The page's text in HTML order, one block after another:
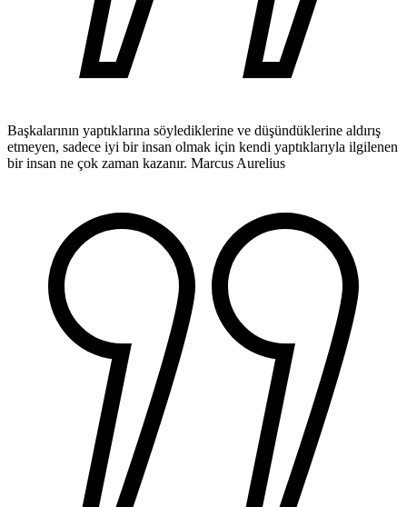
Başkalarının yaptıklarına söylediklerine ve düşündüklerine aldırış
etmeyen, sadece iyi bir insan olmak için kendi yaptıklarıyla ilgilenen
bir insan ne çok zaman kazanır. Marcus Aurelius